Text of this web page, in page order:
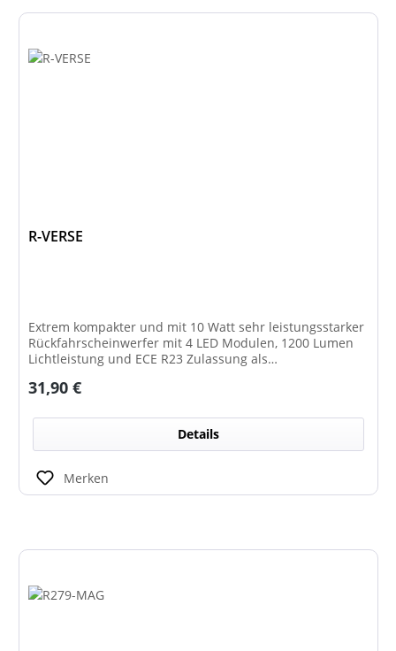
R-VERSE
Extrem kompakter und mit 10 Watt sehr leistungsstarker
Rückfahrscheinwerfer mit 4 LED Modulen, 1200 Lumen
Lichtleistung und ECE R23 Zulassung als
Regulärer Preis:
31,90 €
Details
Merken